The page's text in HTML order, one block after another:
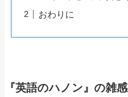
おわりに
『英語のハノン』の雑感